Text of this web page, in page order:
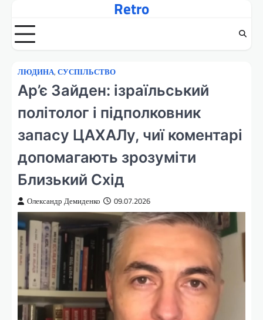
вмісту
Retro
ЛЮДИНА, СУСПІЛЬСТВО
Ар’є Зайден: ізраїльський
політолог і підполковник
запасу ЦАХАЛу, чиї коментарі
допомагають зрозуміти
Близький Схід
Олександр Демиденко 09.07.2026